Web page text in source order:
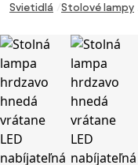
Svietidlá Stolové lampy